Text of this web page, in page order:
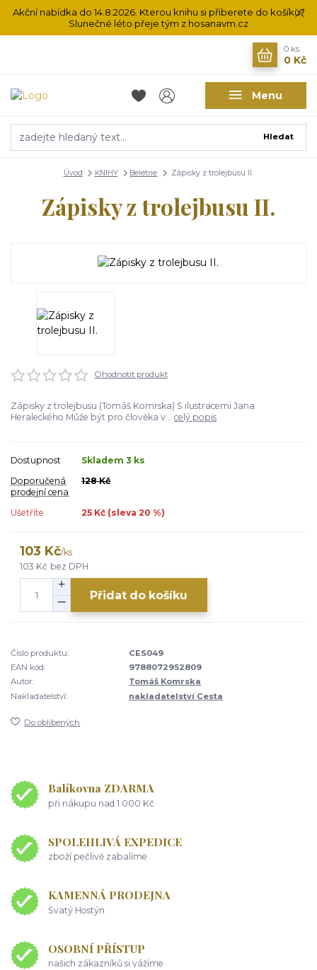
Akční nabídka do 14.8.2026. Kterou knihu si přiberete do košíku?
Slunečné léto přeje tým z hosanavm.cz
Menu
Hledat
0 ks
0 Kč
Úvod KNIHY Beletrie Zápisky z trolejbusu II.
Zápisky z trolejbusu II.
Ohodnotit produkt
Zápisky z trolejbusu (Tomáš Komrska) S ilustracemi Jana
Heraleckého Může být pro člověka v... celý popis
Dostupnost
Skladem 3 ks
Doporučená
prodejní cena
128 Kč
Ušetříte 25 Kč (sleva 20 %)
103 Kč/ks
103 Kč bez DPH
Přidat do košíku
Číslo produktu:
CES049
EAN kód:
9788072952809
Autor:
Tomáš Komrska
Nakladatelství:
nakladatelství Cesta
Do oblíbených
Balíkovna ZDARMA
při nákupu nad 1 000 Kč
SPOLEHLIVÁ EXPEDICE
zboží pečlivě zabalíme
KAMENNÁ PRODEJNA
Svatý Hostýn
OSOBNÍ PŘÍSTUP
našich zákazníků si vážíme